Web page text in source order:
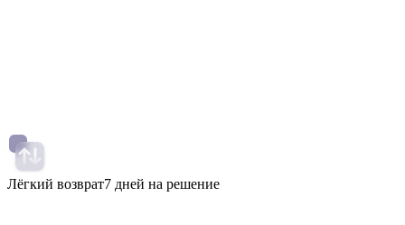
Лёгкий возврат7 дней на решение